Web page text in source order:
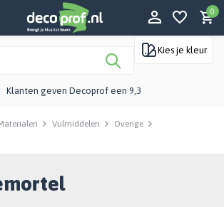
0
Kies je kleur
Klanten geven Decoprof een 9,3
Vulmiddelen
Overige